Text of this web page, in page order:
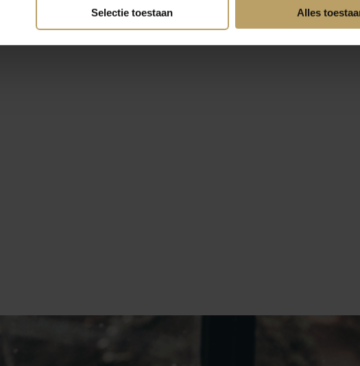
Selectie toestaan Alles